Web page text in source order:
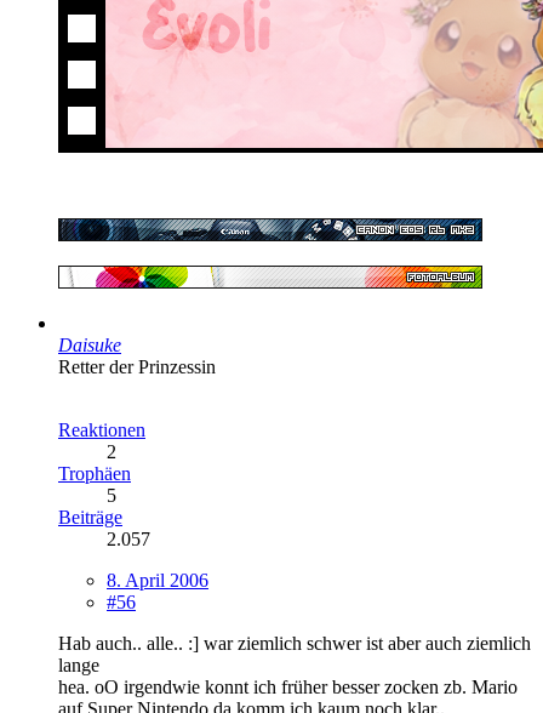
Daisuke
Retter der Prinzessin
Reaktionen
2
Trophäen
5
Beiträge
2.057
8. April 2006
#56
Hab auch.. alle.. :] war ziemlich schwer ist aber auch ziemlich
lange
hea. oO irgendwie konnt ich früher besser zocken zb. Mario
auf Super Nintendo da komm ich kaum noch klar..